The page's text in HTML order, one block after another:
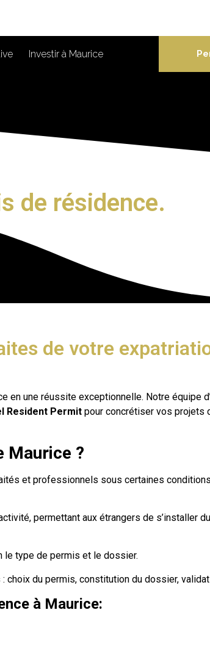
Investir à Maurice
de résidence.
de votre
en une réussite exceptionnelle. Notre équipe
Resident Permit pour concrétiser vos projets
Maurice ?
et professionnels sous certaines
permettant aux étrangers de s’installer
le type de permis et le dossier.
choix du permis, constitution du dossier,
à Maurice: